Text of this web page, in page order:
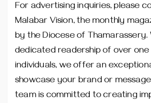
For advertising inquiries, please
Malabar Vision, the monthly
by the Diocese of Thamarassery.
dedicated readership of over one
individuals, we offer an
showcase your brand or
team is committed to creating